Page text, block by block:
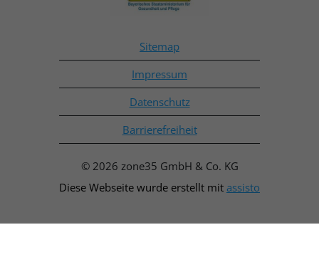
Sitemap
Impressum
Datenschutz
Barrierefreiheit
© 2026 zone35 GmbH & Co. KG
Diese Webseite wurde erstellt mit assisto